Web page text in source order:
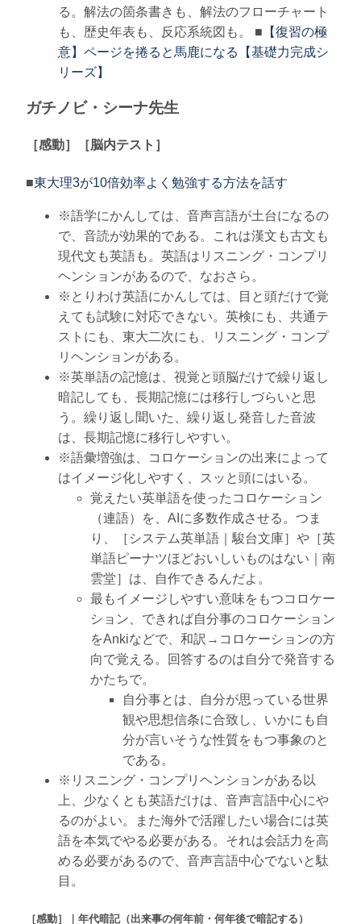
る。解法の箇条書きも、解法のフローチャート
も、歴史年表も、反応系統図も。 ■ 【復習の極
意】ページを捲ると馬鹿になる【基礎力完成シ
リーズ】
ガチノビ・シーナ先生
［感動］［脳内テスト］
■東大理3が10倍効率よく勉強する方法を話す
※語学にかんしては、音声言語が土台になるの
で、音読が効果的である。これは漢文も古文も
現代文も英語も。英語はリスニング・コンプリ
ヘンションがあるので、なおさら。
※とりわけ英語にかんしては、目と頭だけで覚
えても試験に対応できない。英検にも、共通テ
ストにも、東大二次にも、リスニング・コンプ
リヘンションがある。
※英単語の記憶は、視覚と頭脳だけで繰り返し
暗記しても、長期記憶には移行しづらいと思
う。繰り返し聞いた、繰り返し発音した音波
は、長期記憶に移行しやすい。
※語彙増強は、コロケーションの出来によって
はイメージ化しやすく、スッと頭にはいる。
覚えたい英単語を使ったコロケーション
（連語）を、AIに多数作成させる。つま
り、［システム英単語｜駿台文庫］や［英
単語ピーナツほどおいしいものはない｜南
雲堂］は、自作できるんだよ。
最もイメージしやすい意味をもつコロケー
ション、できれば自分事のコロケーション
をAnkiなどで、和訳→コロケーションの方
向で覚える。回答するのは自分で発音する
かたちで。
自分事とは、自分が思っている世界
観や思想信条に合致し、いかにも自
分が言いそうな性質をもつ事象のと
である。
※リスニング・コンプリヘンションがある以
上、少なくとも英語だけは、音声言語中心にや
るのがよい。また海外で活躍したい場合には英
語を本気でやる必要がある。それは会話力を高
める必要があるので、音声言語中心でないと駄
目。
［感動］｜年代暗記（出来事の何年前・何年後で暗記する）